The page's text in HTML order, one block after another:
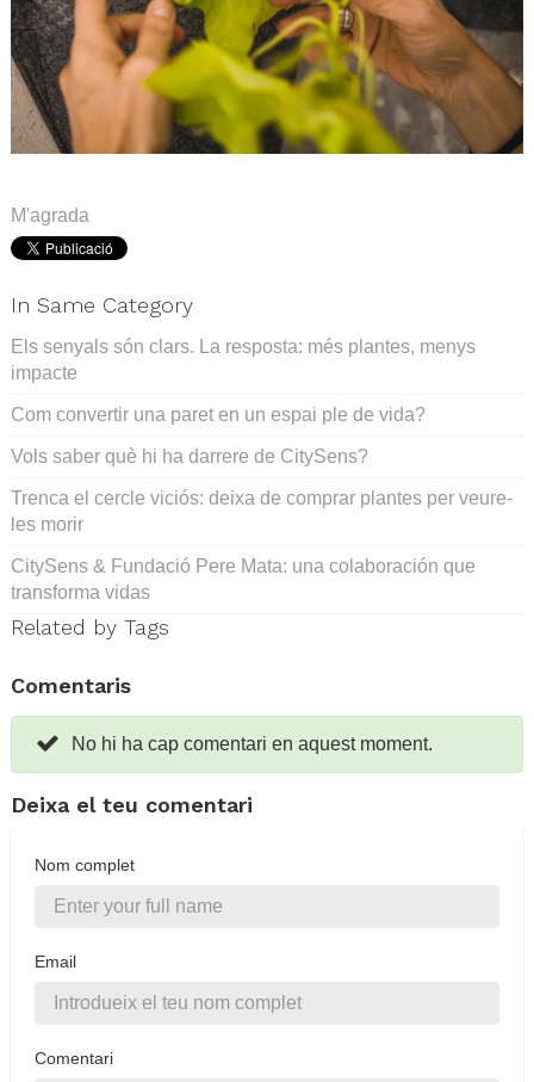
M'agrada
In Same Category
Els senyals són clars. La resposta: més plantes, menys
impacte
Com convertir una paret en un espai ple de vida?
Vols saber què hi ha darrere de CitySens?
Trenca el cercle viciós: deixa de comprar plantes per veure-
les morir
CitySens & Fundació Pere Mata: una colaboración que
transforma vidas
Related by Tags
Comentaris
No hi ha cap comentari en aquest moment.
Deixa el teu comentari
Nom complet
Email
Comentari